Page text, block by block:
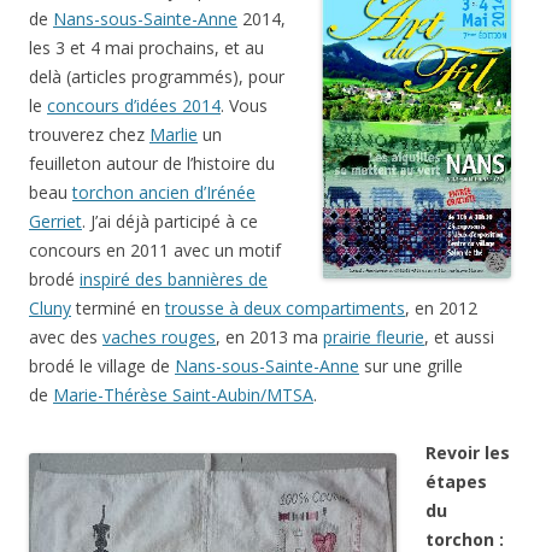
de Nans-sous-Sainte-Anne 2014,
les 3 et 4 mai prochains, et au
delà (articles programmés), pour
le concours d’idées 2014. Vous
trouverez chez Marlie un
feuilleton autour de l’histoire du
beautorchon ancien d’Irénée
Gerriet. J’ai déjà participé à ce
concours en 2011 avec un motif
brodé inspiré des bannières de
Clunyterminé entrousse à deux compartiments, en 2012
avec des vaches rouges, en 2013 ma prairie fleurie, et aussi
brodé le village de Nans-sous-Sainte-Anne sur une grille
de Marie-Thérèse Saint-Aubin/MTSA.
Revoir les
étapes
du
torchon :